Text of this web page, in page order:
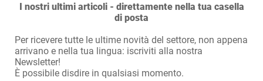
I nostri ultimi articoli - direttamente nella tua casella
di posta
Per ricevere tutte le ultime novità del settore, non appena
arrivano e nella tua lingua: iscriviti alla nostra
Newsletter!
È possibile disdire in qualsiasi momento.